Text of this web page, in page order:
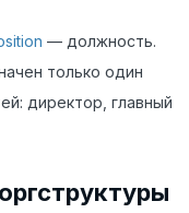
— должность.
только один
директор, главный